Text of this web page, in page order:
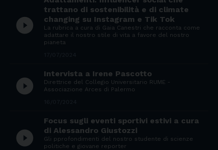
play_circle_filled
trattano di sostenibilità e di climate
changing su Instagram e Tik Tok
La rubrica a cura di Gaia Canestri che racconta come
adattare il nostro stile di vita a favore del nostro
pianeta
play_circle_filled
Intervista a Irene Pascotto
Direttrice del Collegio Universitario RUME -
Associazione Arces di Palermo
play_circle_filled
Focus sugli eventi sportivi estivi a cura
di Alessandro Giustozzi
Gli pprofondimenti del nostro studente di scienze
politiche e giovane reporter